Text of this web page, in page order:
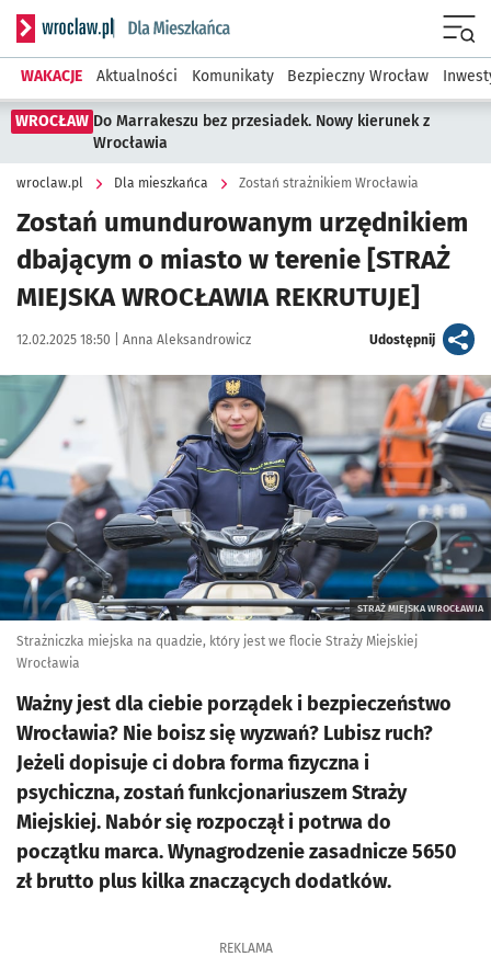
Serwis informacyjny wroclaw.pl podserwis: Dla mieszkańca
WAKACJE Aktualności Komunikaty Bezpieczny Wrocław
WROCŁAW Do Marrakeszu bez przesiadek. Nowy kierunek z
Wrocławia
wroclaw.pl Dla mieszkańca Zostań strażnikiem Wrocławia
Zostań umundurowanym urzędnikiem
dbającym o miasto w terenie [STRAŻ
MIEJSKA WROCŁAWIA REKRUTUJE]
Data publikacji:
12.02.2025 18:50 | Autor:
Anna Aleksandrowicz Udostępnijartykuł
Kliknij, aby powiększyć
STRAŻ MIEJSKA WROCŁAWIA
Strażniczka miejska na quadzie, który jest we flocie Straży Miejskiej
Wrocławia
Ważny jest dla ciebie porządek i bezpieczeństwo
Wrocławia? Nie boisz się wyzwań? Lubisz ruch?
Jeżeli dopisuje ci dobra forma fizyczna i
psychiczna, zostań funkcjonariuszem Straży
Miejskiej. Nabór się rozpoczął i potrwa do
początku marca. Wynagrodzenie zasadnicze 5650
zł brutto plus kilka znaczących dodatków.
REKLAMA